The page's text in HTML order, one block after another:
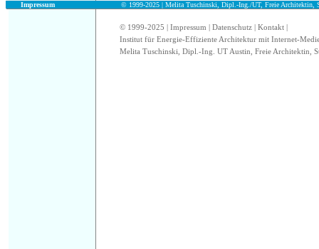
Impressum © 1999-2025 | Melita Tuschinski, Dipl.-Ing./UT, Freie Architektin,
© 1999-2025 | Impressum Datenschutz Kontakt
Institut für Energie-Effiziente Architektur mit Internet-
Melita Tuschinski, Dipl.-Ing. UT Austin, Freie Architektin,